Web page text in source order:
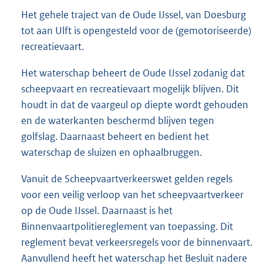
Het gehele traject van de Oude IJssel, van Doesburg
tot aan Ulft is opengesteld voor de (gemotoriseerde)
recreatievaart.
Het waterschap beheert de Oude IJssel zodanig dat
scheepvaart en recreatievaart mogelijk blijven. Dit
houdt in dat de vaargeul op diepte wordt gehouden
en de waterkanten beschermd blijven tegen
golfslag. Daarnaast beheert en bedient het
waterschap de sluizen en ophaalbruggen.
Vanuit de Scheepvaartverkeerswet gelden regels
voor een veilig verloop van het scheepvaartverkeer
op de Oude IJssel. Daarnaast is het
Binnenvaartpolitiereglement van toepassing. Dit
reglement bevat verkeersregels voor de binnenvaart.
Aanvullend heeft het waterschap het Besluit nadere